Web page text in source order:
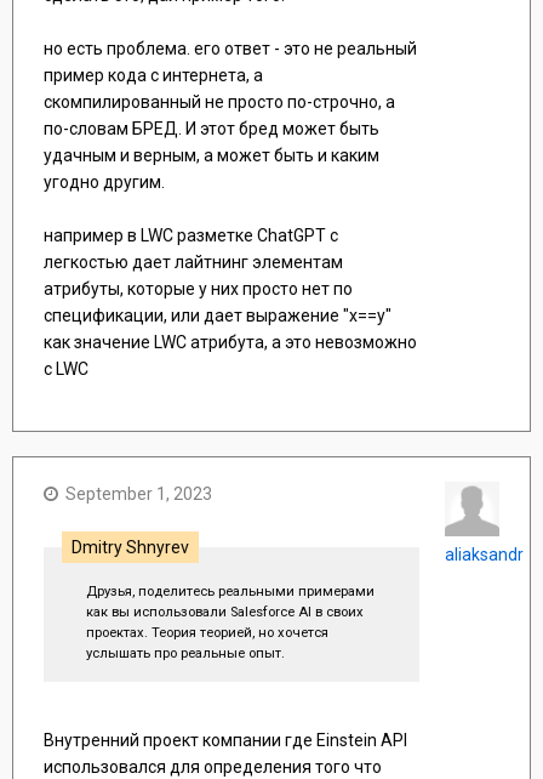
но есть проблема. его ответ - это не реальный
пример кода с интернета, а
скомпилированный не просто по-строчно, а
по-словам БРЕД. И этот бред может быть
удачным и верным, а может быть и каким
угодно другим.
например в LWC разметке ChatGPT с
легкостью дает лайтнинг элементам
атрибуты, которые у них просто нет по
спецификации, или дает выражение "x==y"
как значение LWC атрибута, а это невозможно
с LWC
September 1, 2023
Dmitry Shnyrev
Друзья, поделитесь реальными примерами
как вы использовали Salesforce AI в своих
проектах. Теория теорией, но хочется
услышать про реальные опыт.
Внутренний проект компании где Einstein API
использовался для определения того что
aliaksandr